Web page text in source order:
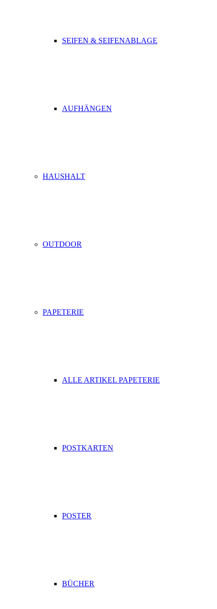
SEIFEN & SEIFENABLAGE
AUFHÄNGEN
HAUSHALT
OUTDOOR
PAPETERIE
ALLE ARTIKEL PAPETERIE
POSTKARTEN
POSTER
BÜCHER